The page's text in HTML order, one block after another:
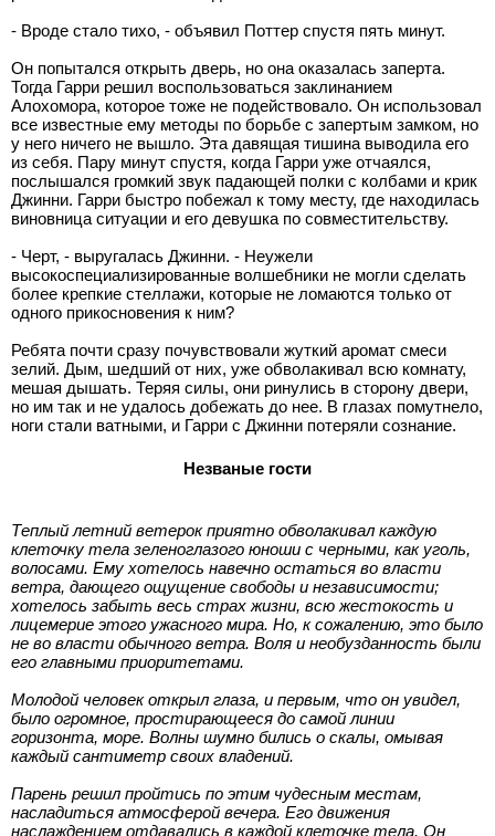
- Вроде стало тихо, - объявил Поттер спустя пять минут.
Он попытался открыть дверь, но она оказалась заперта.
Тогда Гарри решил воспользоваться заклинанием
Алохомора, которое тоже не подействовало. Он использовал
все известные ему методы по борьбе с запертым замком, но
у него ничего не вышло. Эта давящая тишина выводила его
из себя. Пару минут спустя, когда Гарри уже отчаялся,
послышался громкий звук падающей полки с колбами и крик
Джинни. Гарри быстро побежал к тому месту, где находилась
виновница ситуации и его девушка по совместительству.
- Черт, - выругалась Джинни. - Неужели
высокоспециализированные волшебники не могли сделать
более крепкие стеллажи, которые не ломаются только от
одного прикосновения к ним?
Ребята почти сразу почувствовали жуткий аромат смеси
зелий. Дым, шедший от них, уже обволакивал всю комнату,
мешая дышать. Теряя силы, они ринулись в сторону двери,
но им так и не удалось добежать до нее. В глазах помутнело,
ноги стали ватными, и Гарри с Джинни потеряли сознание.
Незваные гости
Теплый летний ветерок приятно обволакивал каждую
клеточку тела зеленоглазого юноши с черными, как уголь,
волосами. Ему хотелось навечно остаться во власти
ветра, дающего ощущение свободы и независимости;
хотелось забыть весь страх жизни, всю жестокость и
лицемерие этого ужасного мира. Но, к сожалению, это было
не во власти обычного ветра. Воля и необузданность были
его главными приоритетами.
Молодой человек открыл глаза, и первым, что он увидел,
было огромное, простирающееся до самой линии
горизонта, море. Волны шумно бились о скалы, омывая
каждый сантиметр своих владений.
Парень решил пройтись по этим чудесным местам,
насладиться атмосферой вечера. Его движения
наслаждением отдавались в каждой клеточке тела. Он